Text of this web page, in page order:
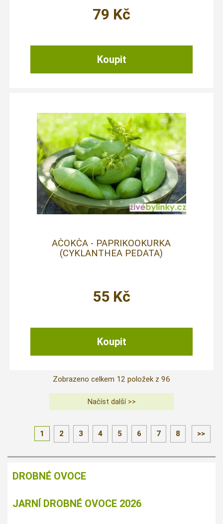
79 Kč
AČOKČA - PAPRIKOOKURKA
(CYKLANTHEA PEDATA)
55 Kč
Zobrazeno celkem 12 položek z 96
1 2 3 4 5 6 7 8 >>
DROBNÉ OVOCE
JARNÍ DROBNÉ OVOCE 2026